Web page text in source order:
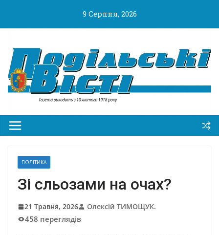
9 Серпня, 2026
ПОЛІТИКА
Зі сльозами на очах?
21 Травня, 2026 Олексій ТИМОЩУК.
458 переглядів